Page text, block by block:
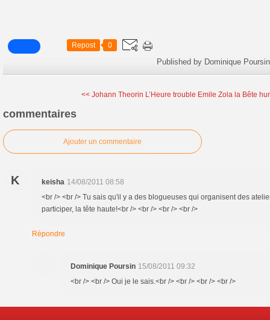
Repost 0
Published by Dominique Poursin
<< Johann Theorin L’Heure trouble Emile Zola la Bête
commentaires
Ajouter un commentaire
K keisha 14/08/2011 08:58
<br /> <br /> Tu sais qu'il y a des blogueuses qui organisent des
participer, la tête haute!<br /> <br /> <br /> <br />
Répondre
Dominique Poursin 15/08/2011 09:32
<br /> <br /> Oui je le sais.<br /> <br /> <br /> <br />